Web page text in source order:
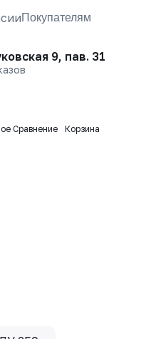
Покупателям
9, пав. 31
Сравнение Корзина